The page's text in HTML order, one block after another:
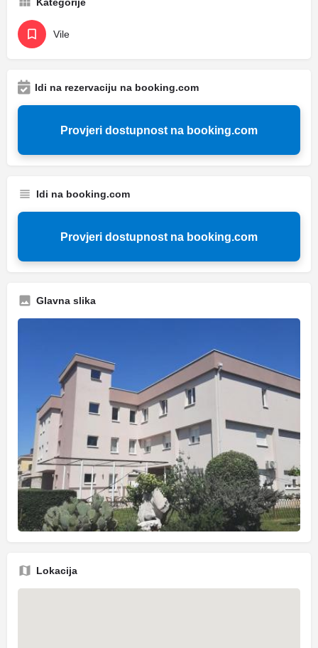
Vile
Idi na rezervaciju na booking.com
Provjeri dostupnost na booking.com
Idi na booking.com
Provjeri dostupnost na booking.com
Glavna slika
Lokacija